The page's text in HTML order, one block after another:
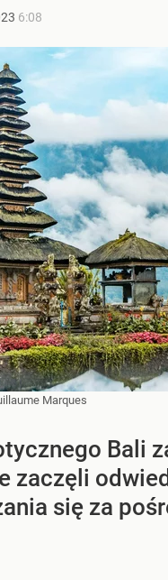
6:08
Marques
Bali
zaczęli
się za